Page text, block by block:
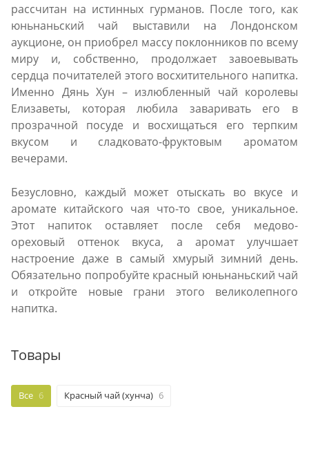
рассчитан на истинных гурманов. После того, как
юньнаньский чай выставили на Лондонском
аукционе, он приобрел массу поклонников по всему
миру и, собственно, продолжает завоевывать
сердца почитателей этого восхитительного напитка.
Именно Дянь Хун – излюбленный чай королевы
Елизаветы, которая любила заваривать его в
прозрачной посуде и восхищаться его терпким
вкусом и сладковато-фруктовым ароматом
вечерами.
Безусловно, каждый может отыскать во вкусе и
аромате китайского чая что-то свое, уникальное.
Этот напиток оставляет после себя медово-
ореховый оттенок вкуса, а аромат улучшает
настроение даже в самый хмурый зимний день.
Обязательно попробуйте красный юньнаньский чай
и откройте новые грани этого великолепного
напитка.
Товары
Все 6 Красный чай (хунча) 6